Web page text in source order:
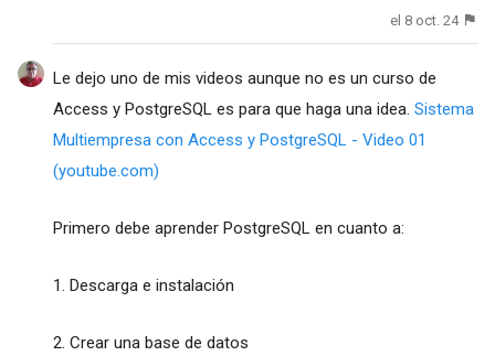
el 8 oct. 24
Le dejo uno de mis videos aunque no es un curso de
Access y PostgreSQL es para que haga una idea. Sistema
Multiempresa con Access y PostgreSQL - Video 01
(youtube.com)
Primero debe aprender PostgreSQL en cuanto a:
1. Descarga e instalación
2. Crear una base de datos